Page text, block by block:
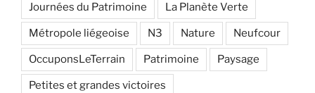
Journées du Patrimoine La Planète Verte
Métropole liégeoise N3 Nature Neufcour
OccuponsLeTerrain Patrimoine Paysage
Petites et grandes victoires